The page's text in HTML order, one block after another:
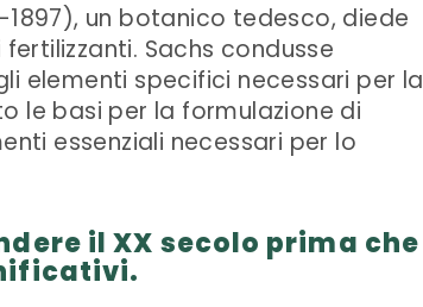
1897), un botanico tedesco, diede
Sachs condusse
elementi specifici necessari per la
le basi per la formulazione di
essenziali necessari per lo
il XX secolo prima che